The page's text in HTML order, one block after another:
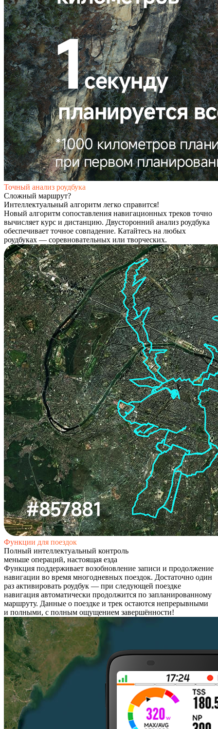
Точный анализ роудбука​​
Сложный маршрут?
Интеллектуальный алгоритм легко справится!​
Новый алгоритм сопоставления навигационных треков точно
вычисляет курс и дистанцию. Двусторонний анализ роудбука
обеспечивает точное совпадение. Катайтесь на любых
роудбуках — соревновательных или творческих.​
Функции для поездок​​
​​Полный интеллектуальный контроль
меньше операций, настоящая езда​
Функция поддерживает возобновление записи и продолжение
навигации во время многодневных поездок. Достаточно один
раз активировать роудбук — при следующей поездке
навигация автоматически продолжится по запланированному
маршруту. Данные о поездке и трек остаются непрерывными
и полными, с полным ощущением завершённости!​